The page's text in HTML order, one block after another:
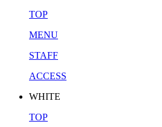
TOP
MENU
STAFF
ACCESS
WHITE
TOP